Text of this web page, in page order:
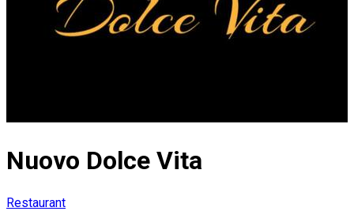
Nuovo Dolce Vita
Restaurant